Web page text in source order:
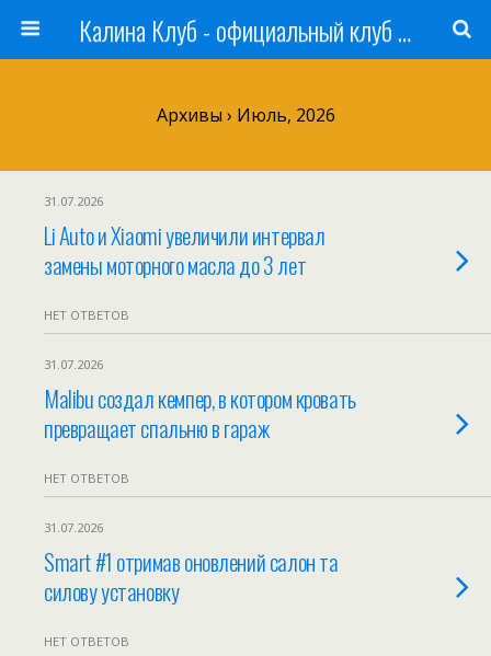
Калина Клуб - официальный клуб ЛАДА
Архивы › Июль, 2026
31.07.2026
Li Auto и Xiaomi увеличили интервал
замены моторного масла до 3 лет
НЕТ ОТВЕТОВ
31.07.2026
Malibu создал кемпер, в котором кровать
превращает спальню в гараж
НЕТ ОТВЕТОВ
31.07.2026
Smart #1 отримав оновлений салон та
силову установку
НЕТ ОТВЕТОВ